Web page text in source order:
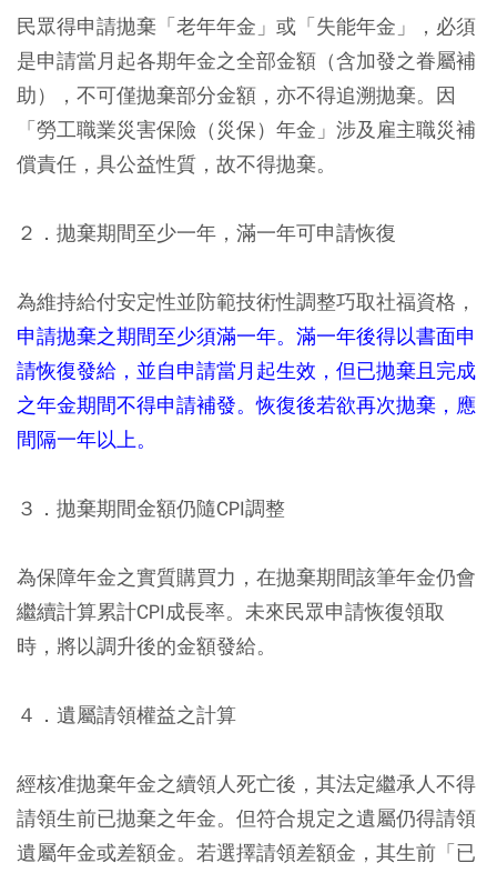
民眾得申請拋棄「老年年金」或「失能年金」，必須
是申請當月起各期年金之全部金額（含加發之眷屬補
助），不可僅拋棄部分金額，亦不得追溯拋棄。因
「勞工職業災害保險（災保）年金」涉及雇主職災補
償責任，具公益性質，故不得拋棄。
２．拋棄期間至少一年，滿一年可申請恢復
為維持給付安定性並防範技術性調整巧取社福資格，
申請拋棄之期間至少須滿一年。滿一年後得以書面申
請恢復發給，並自申請當月起生效，但已拋棄且完成
之年金期間不得申請補發。恢復後若欲再次拋棄，應
間隔一年以上。
３．拋棄期間金額仍隨CPI調整
為保障年金之實質購買力，在拋棄期間該筆年金仍會
繼續計算累計CPI成長率。未來民眾申請恢復領取
時，將以調升後的金額發給。
４．遺屬請領權益之計算
經核准拋棄年金之續領人死亡後，其法定繼承人不得
請領生前已拋棄之年金。但符合規定之遺屬仍得請領
遺屬年金或差額金。若選擇請領差額金，其生前「已